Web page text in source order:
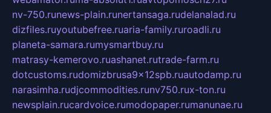
nv-750.runews-plain.runertansaga.rudelanalad.ru
dizfiles.ruyoutubefree.ruaria-family.ruroadli.ru
planeta-samara.rumysmartbuy.ru
matrasy-kemerovo.ruashanet.rutrade-farm.ru
dotcustoms.rudomizbrusa9x12spb.ruautodamp.ru
narasimha.rudjcommodities.runv750.rux-ton.ru
newsplain.rucardvoice.rumodopaper.rumanunae.ru